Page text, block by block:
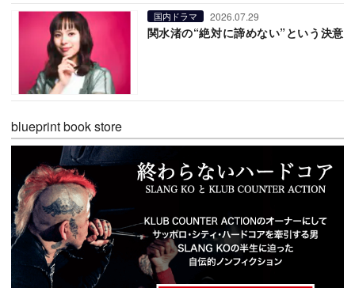
国内ドラマ 2026.07.29
関水渚の“絶対に諦めない”という決意
blueprint book store